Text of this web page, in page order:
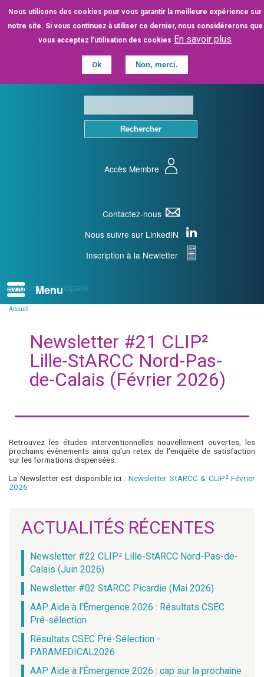
Nous utilisons des cookies pour vous garantir la meilleure expérience sur
notre site. Si vous continuez à utiliser ce dernier, nous considérerons que
vous acceptez l'utilisation des cookies En savoir plus
Ok Non, merci.
Aller
au
contenu
Accès Membre
Contactez-nous
Nous suivre sur LinkedIN
Inscription à la Newletter
Navigation principale
Accueil
Newsletter #21 CLIP²
Lille-StARCC Nord-Pas-
de-Calais (Février 2026)
Retrouvez les études interventionnelles nouvellement ouvertes, les
prochains évènements ainsi qu'un retex de l'enquête de satisfaction
sur les formations dispensées.
La Newsletter est disponible ici : Newsletter StARCC & CLIP² Février
2026
ACTUALITÉS RÉCENTES
Newsletter #22 CLIP² Lille-StARCC Nord-Pas-de-
Calais (Juin 2026)
Newsletter #02 StARCC Picardie (Mai 2026)
AAP Aide à l'Émergence 2026 : Résultats CSEC
Pré-sélection
Résultats CSEC Pré-Sélection -
PARAMEDICAL2026
AAP Aide à l'Émergence 2026 : cap sur la prochaine